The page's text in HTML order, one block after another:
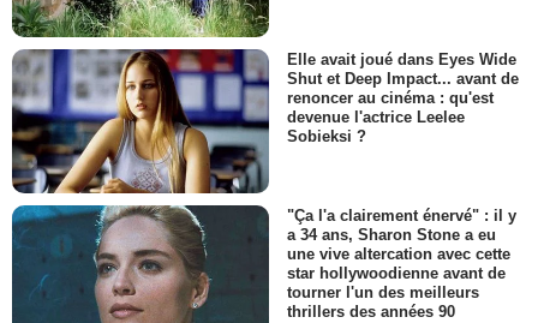
Elle avait joué dans Eyes Wide
Shut et Deep Impact... avant de
renoncer au cinéma : qu'est
devenue l'actrice Leelee
Sobieksi ?
"Ça l'a clairement énervé" : il y
a 34 ans, Sharon Stone a eu
une vive altercation avec cette
star hollywoodienne avant de
tourner l'un des meilleurs
thrillers des années 90